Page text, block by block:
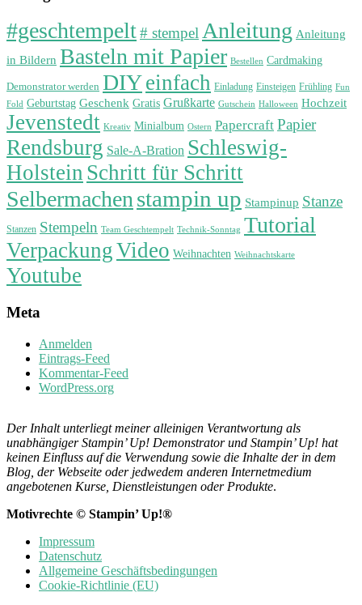
#geschtempelt# stempelAnleitung Anleitung
in Bildern Basteln mit Papier Bestellen Cardmaking
Demonstrator werden DIYeinfach Einladung Einsteigen Frühling Fun
Fold Geburtstag Geschenk Gratis Grußkarte Gutschein Halloween Hochzeit
Jevenstedt Kreativ Minialbum Ostern Papercraft Papier
Rendsburg Sale-A-Bration Schleswig-
Holstein Schritt für Schritt
Selbermachenstampin up Stampinup Stanze
Stanzen Stempeln Team Geschtempelt Technik-Sonntag Tutorial
VerpackungVideo Weihnachten Weihnachtskarte
Youtube
Meta
Anmelden
Eintrags-Feed
Kommentar-Feed
WordPress.org
Der Inhalt unterliegt meiner alleinigen Verantwortung als
unabhängiger Stampin’ Up! Demonstrator und Stampin’ Up! hat
keinen Einfluss auf die Verwendung sowie die Inhalte der in dem
Blog, der Webseite oder jedwedem anderen Internetmedium
angebotenen Kurse, Dienstleistungen oder Produkte.
Motivrechte © Stampin’ Up!®
Impressum
Datenschutz
Allgemeine Geschäftsbedingungen
Cookie-Richtlinie (EU)